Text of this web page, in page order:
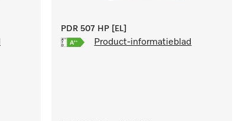
PDR 507 HP [EL]
Product-informatieblad